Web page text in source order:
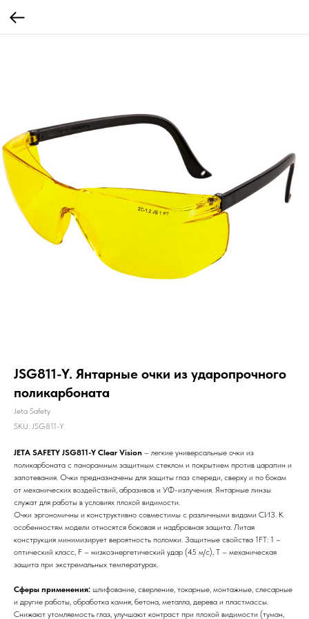
JSG811-Y. Янтарные очки из ударопрочного
поликарбоната
Jeta Safety
SKU: JSG811-Y
JETA SAFETY JSG811-Y Clear Vision – легкие универсальные очки из
поликарбоната с панорамным защитным стеклом и покрытием против царапин и
запотевания. Очки предназначены для защиты глаз спереди, сверху и по бокам
от механических воздействий, абразивов и УФ-излучения. Янтарные линзы
служат для работы в условиях плохой видимости.
Очки эргономичны и конструктивно совместимы с различными видами СИЗ. К
особенностям модели относятся боковая и надбровная защита. Литая
конструкция минимизирует вероятность поломки. Защитные свойства 1FT: 1 –
оптический класс, F – низкоэнергетический удар (45 м/c), Т – механическая
защита при экстремальных температурах.
Сферы применения: шлифование, сверление, токарные, монтажные, слесарные
и другие работы, обработка камня, бетона, металла, дерева и пластмассы.
Снижают утомляемость глаз, улучшают контраст при плохой видимости (туман,